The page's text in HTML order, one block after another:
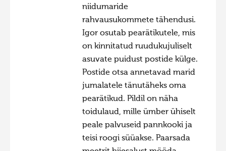
niidumaride
rahvausukommete tähendusi.
Igor osutab pearätikutele, mis
on kinnitatud ruudukujuliselt
asuvate puidust postide külge.
Postide otsa annetavad marid
jumalatele tänutäheks oma
pearätikud. Pildil on näha
toidulaud, mille ümber ühiselt
peale palvuseid pannkooki ja
teisi roogi süüakse. Paarsada